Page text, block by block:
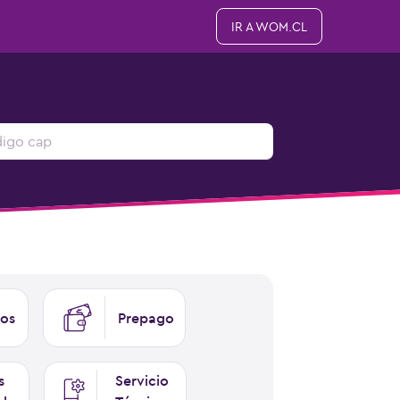
IR A WOM.CL
Prepago
Servicio